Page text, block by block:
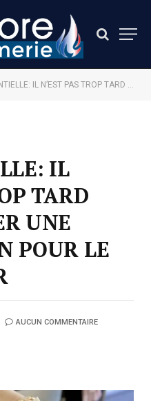
PAS TROP TARD POUR DÉPOSER UNE PROCURATION POUR LE SECOND TOUR
IL
TARD
UNE
POUR LE
AUCUN COMMENTAIRE